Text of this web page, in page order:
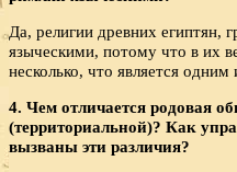
Да, религии древних египтян,
языческими, потому что в их
несколько, что является одним
4. Чем отличается родовая
(территориальной)? Как
вызваны эти различия?